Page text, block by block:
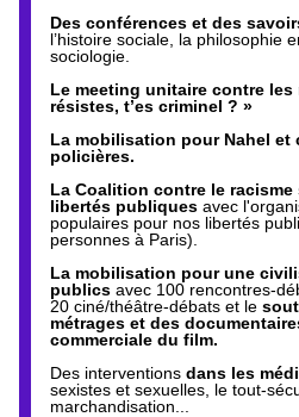
Des conférences et des
l’histoire sociale, la philosophie
sociologie.
Le meeting unitaire contre les
résistes, t’es criminel ? »
La mobilisation pour Nahel et
policières.
La Coalition contre le
libertés publiques avec
populaires pour nos libertés
personnes à Paris).
La mobilisation pour une
publics avec 100 rencontres-
20 ciné/théâtre-débats et le
métrages et des
commerciale du film.
Des interventions dans les
sexistes et sexuelles, le tout-
marchandisation...